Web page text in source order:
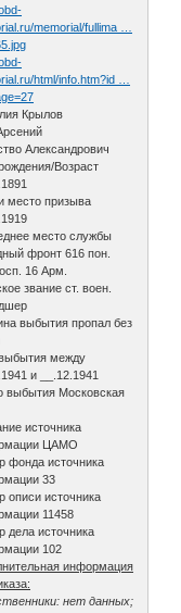
memorial/fullima …
html/info.htm?id …
Крылов
Александрович
Возраст
место призыва
место службы
фронт 616 пон.
16 Арм.
звание ст. воен.
выбытия пропал без
между
и __.12.1941
выбытия Московская
источника
ЦАМО
фонда источника
33
описи источника
11458
дела источника
102
информация
нет данных;